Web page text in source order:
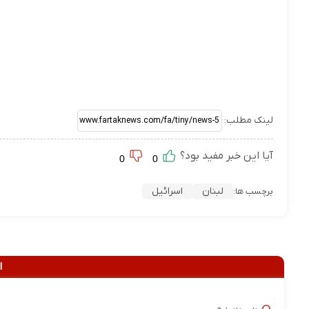
لینک مطلب:
آیا این خبر مفید بود؟
برچسب ها: لبنان اسرائیل